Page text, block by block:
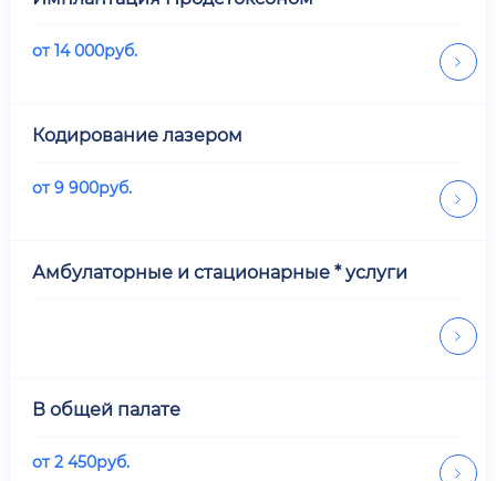
от14 000руб.
Кодирование лазером
от9 900руб.
Амбулаторные и стационарные * услуги
В общей палате
от2 450руб.